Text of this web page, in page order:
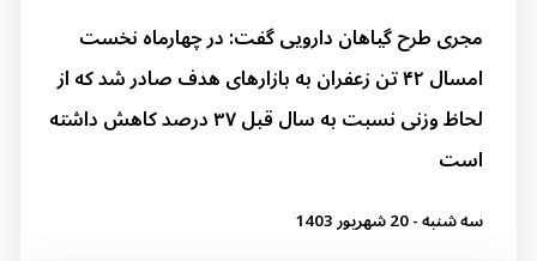
مجری طرح گیاهان دارویی گفت: در چهارماه نخست
امسال ۴۲ تن زعفران به بازار‌های هدف صادر شد که از
لحاظ وزنی نسبت به سال قبل ۳۷ درصد کاهش داشته
است
سه شنبه - 20 شهریور 1403